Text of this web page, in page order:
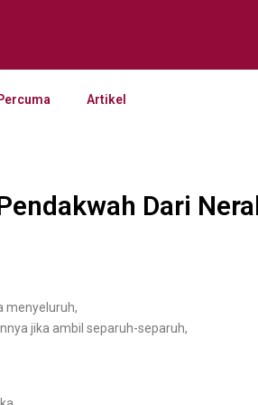
Artikel
Dari
menyeluruh,
jika ambil separuh-separuh,